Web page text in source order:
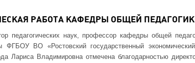
РАБОТА КАФЕДРЫ ОБЩЕЙ
педагогических наук, профессор кафедры общей
ФГБОУ ВО «Ростовский государственный
Лариса Владимировна отмечена благодарностью